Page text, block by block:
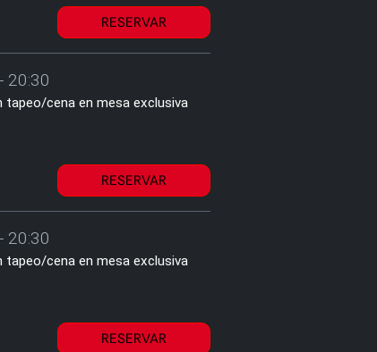
RESERVAR
20:30
tapeo/cena en mesa exclusiva
RESERVAR
20:30
tapeo/cena en mesa exclusiva
RESERVAR